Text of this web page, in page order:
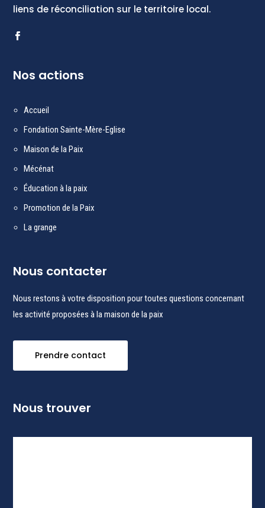
liens de réconciliation sur le territoire local.
Nos actions
Accueil
Fondation Sainte-Mère-Eglise
Maison de la Paix
Mécénat
Éducation à la paix
Promotion de la Paix
La grange
Nous contacter
Nous restons à votre disposition pour toutes questions concernant
les activité proposées à la maison de la paix
Prendre contact
Nous trouver